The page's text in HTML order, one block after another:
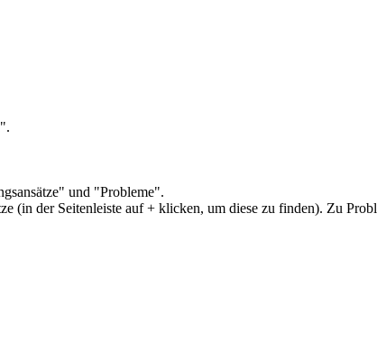
und "Probleme".
(in der Seitenleiste auf + klicken, um diese zu finden). Zu